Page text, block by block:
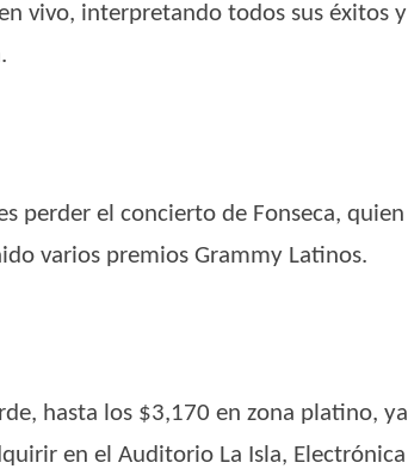
vivo, interpretando todos sus éxitos
perder el concierto de Fonseca,
varios premios Grammy Latinos.
hasta los $3,170 en zona platino,
en el Auditorio La Isla, Electrónica